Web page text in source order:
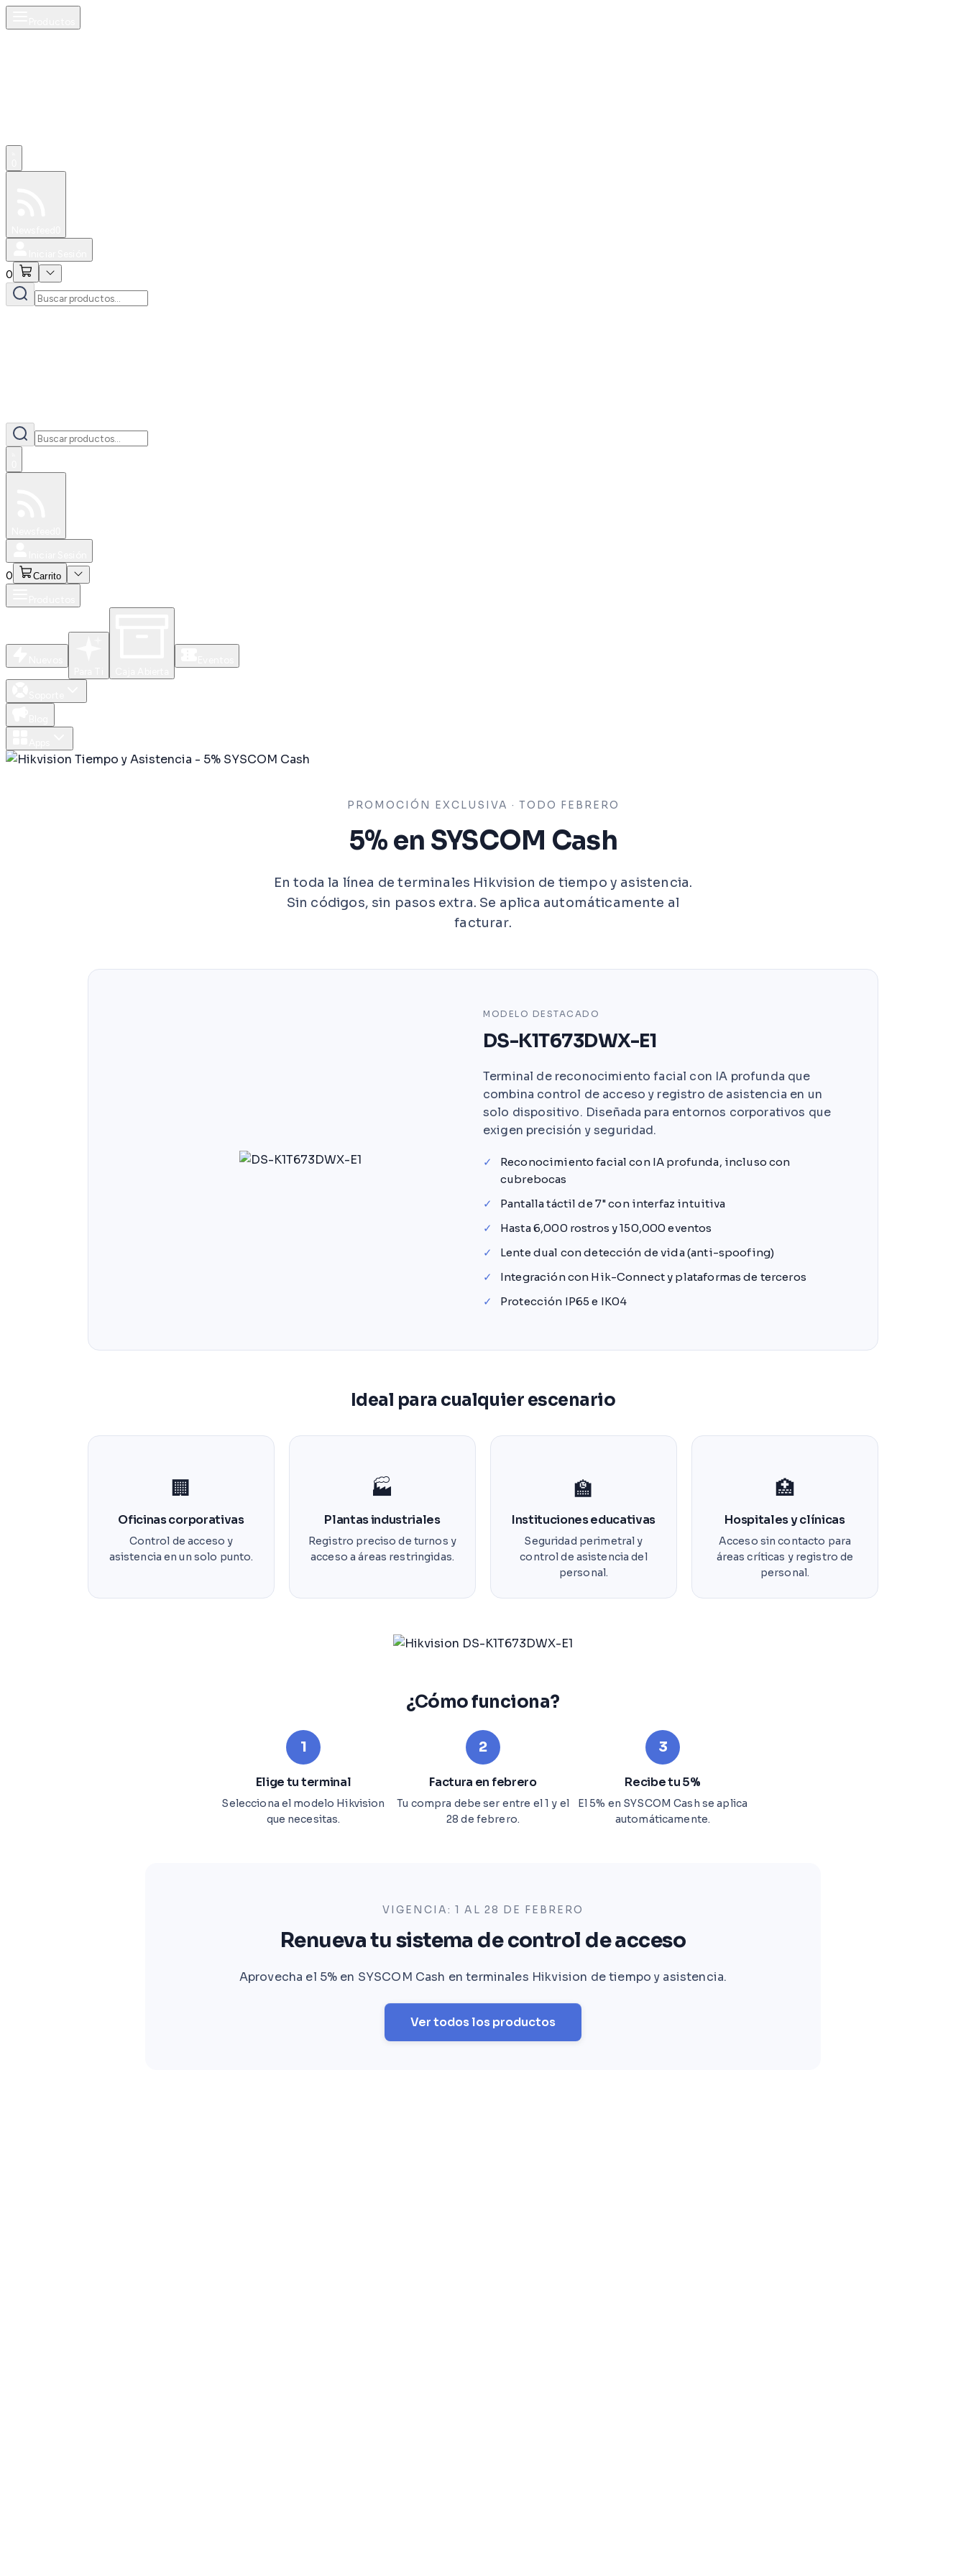
0
0 Carrito
PROMOCIÓN EXCLUSIVA · TODO FEBRERO
5% en SYSCOM Cash
En toda la línea de terminales Hikvision de tiempo y asistencia.
Sin códigos, sin pasos extra. Se aplica automáticamente al
facturar.
MODELO DESTACADO
DS-K1T673DWX-E1
Terminal de reconocimiento facial con IA profunda que
combina control de acceso y registro de asistencia en un
solo dispositivo. Diseñada para entornos corporativos que
exigen precisión y seguridad.
✓
Reconocimiento facial con IA profunda, incluso con
cubrebocas
✓
Pantalla táctil de 7" con interfaz intuitiva
✓
Hasta 6,000 rostros y 150,000 eventos
✓
Lente dual con detección de vida (anti-spoofing)
✓
Integración con Hik-Connect y plataformas de terceros
✓
Protección IP65 e IK04
Ideal para cualquier escenario
🏢
Oficinas corporativas
Control de acceso y
asistencia en un solo punto.
🏭
Plantas industriales
Registro preciso de turnos y
acceso a áreas restringidas.
🏫
Instituciones educativas
Seguridad perimetral y
control de asistencia del
personal.
🏥
Hospitales y clínicas
Acceso sin contacto para
áreas críticas y registro de
personal.
¿Cómo funciona?
1
Elige tu terminal
Selecciona el modelo Hikvision
que necesitas.
2
Factura en febrero
Tu compra debe ser entre el 1 y el
28 de febrero.
3
Recibe tu 5%
El 5% en SYSCOM Cash se aplica
automáticamente.
VIGENCIA: 1 AL 28 DE FEBRERO
Renueva tu sistema de control de acceso
Aprovecha el 5% en SYSCOM Cash en terminales Hikvision de tiempo y asistencia.
Ver todos los productos